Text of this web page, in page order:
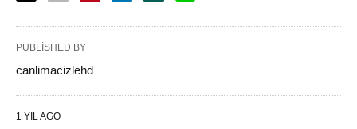
PUBLISHED BY
canlimacizlehd
1 YIL AGO